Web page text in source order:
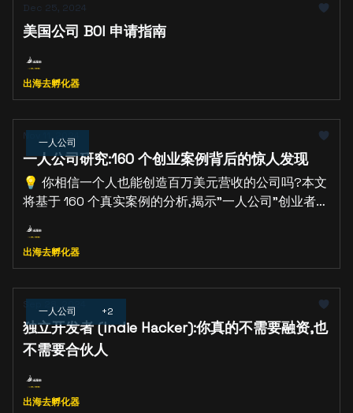
Dec 25, 2024
美国公司 BOI 申请指南
出海去孵化器
一人公司
Nov 11, 2024
一人公司研究:160 个创业案例背后的惊人发现
💡 你相信一个人也能创造百万美元营收的公司吗?本文
将基于 160 个真实案例的分析,揭示"一人公司"创业者们
出海去孵化器
一人公司 +2
Sep 28, 2024
独立开发者 (Indie Hacker):你真的不需要融资,也
不需要合伙人
出海去孵化器